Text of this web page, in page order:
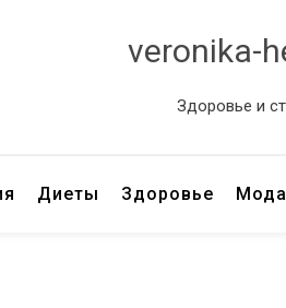
veronika-
Здоровье и
Диеты Здоровье